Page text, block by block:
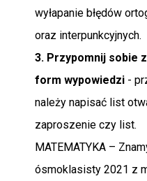
wyłapanie błędów
oraz interpunkcyjnych.
3. Przypomnij sobie
form wypowiedzi -
należy napisać list
zaproszenie czy list.
MATEMATYKA –
ósmoklasisty 2021 z